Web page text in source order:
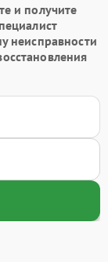
и получите
неисправности